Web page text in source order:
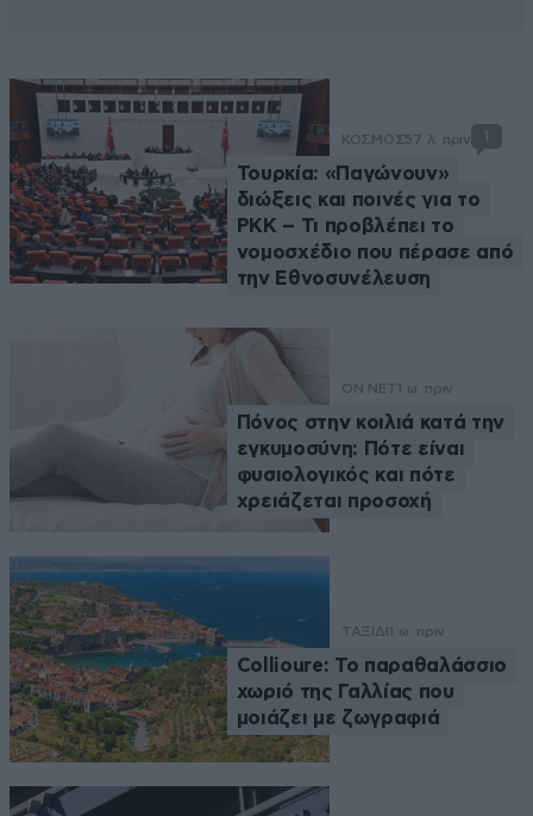
ΚΟΣΜΟΣ57 λ. πριν 1
Τουρκία: «Παγώνουν»
διώξεις και ποινές για το
PKK – Τι προβλέπει το
νομοσχέδιο που πέρασε από
την Εθνοσυνέλευση
ON NET 1 ω. πριν
Πόνος στην κοιλιά κατά την
εγκυμοσύνη: Πότε είναι
φυσιολογικός και πότε
χρειάζεται προσοχή
ΤΑΞΙΔΙ 1 ω. πριν
Collioure: Το παραθαλάσσιο
χωριό της Γαλλίας που
μοιάζει με ζωγραφιά